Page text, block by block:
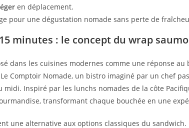
en déplacement.
pour une dégustation nomade sans perte de
minutes : le concept du wrap
dans les cuisines modernes comme une réponse
Comptoir Nomade, un bistro imaginé par un chef
midi. Inspiré par les lunchs nomades de la côte
transformant chaque bouchée en une
une alternative aux options classiques du